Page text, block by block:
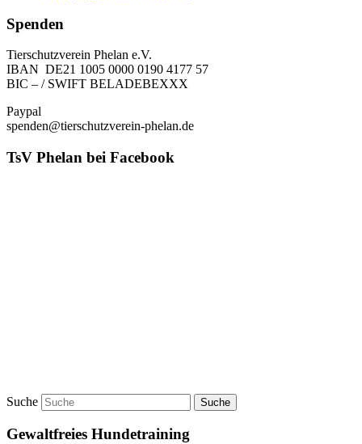
Spenden
Tierschutzverein Phelan e.V.
IBAN DE21 1005 0000 0190 4177 57
BIC – / SWIFT BELADEBEXXX
Paypal
spenden@tierschutzverein-phelan.de
TsV Phelan bei Facebook
Suche
Gewaltfreies Hundetraining